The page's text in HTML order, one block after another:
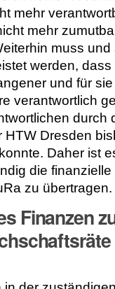
mehr
mehr
muss
werden,
und für
verantwortlich
durch
Dresden
Daher ist
die
zu übertragen.
Finanzen